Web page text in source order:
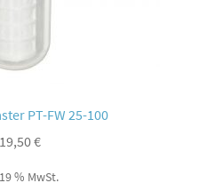
PT-FW 25-100
€
% MwSt.